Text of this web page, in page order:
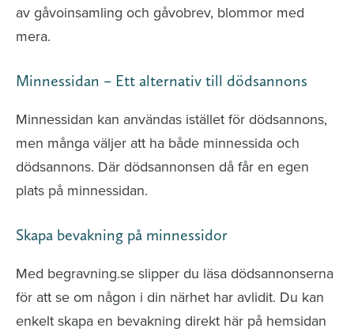
av gåvoinsamling och gåvobrev, blommor med
mera.
Minnessidan – Ett alternativ till dödsannons
Minnessidan kan användas istället för dödsannons,
men många väljer att ha både minnessida och
dödsannons. Där dödsannonsen då får en egen
plats på minnessidan.
Skapa bevakning på minnessidor
Med begravning.se slipper du läsa dödsannonserna
för att se om någon i din närhet har avlidit. Du kan
enkelt skapa en bevakning direkt här på hemsidan